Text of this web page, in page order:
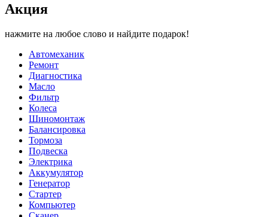
Акция
нажмите на любое слово и найдите подарок!
Автомеханик
Ремонт
Диагностика
Масло
Фильтр
Колеса
Шиномонтаж
Балансировка
Тормоза
Подвеска
Электрика
Аккумулятор
Генератор
Стартер
Компьютер